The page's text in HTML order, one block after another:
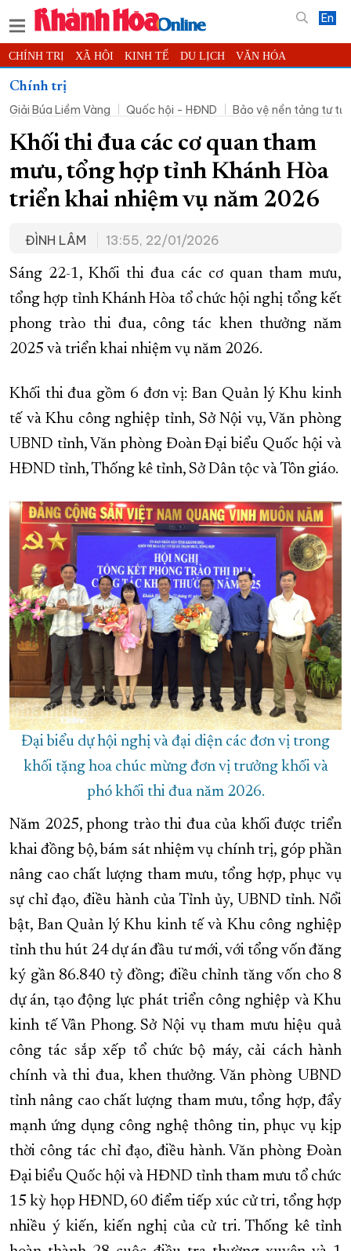
En
CHÍNH TRỊ XÃ HỘI KINH TẾ DU LỊCH VĂN HÓA
THỂ THAO
KHOA HỌC - CÔNG NGHỆ PHÁP LUẬT BẠN ĐỌC PHÓNG SỰ
THẾ GIỚI MULTIMEDIA VIDEO ĐỌC BÁO ONLINE
PODCAST THÔNG TIN - QUẢNG CÁO
QUY HOẠCH TỈNH KHÁNH HÒA
CHUNG TAY CẢI CÁCH HÀNH CHÍNH
XÂY DỰNG NÔNG THÔN MỚI LỊCH CẮT ĐIỆN
TÀU - XE - MÁY BAY
KỶ NIỆM 370 NĂM XÂY DỰNG VÀ PHÁT TRIỂN TỈNH KHÁNH HÒA
KHOẢNH KHẮC ĐẸP XỨ TRẦM
ĐẠI HỘI ĐẢNG CÁC CẤP TRANG CHỦ VỀ BÁO KHÁNH HÒA
Chính trị
Giải Búa Liềm Vàng
Quốc hội - HĐND Bảo vệ nền tảng tư
Khối thi đua các cơ quan tham
mưu, tổng hợp tỉnh Khánh Hòa
triển khai nhiệm vụ năm 2026
ĐÌNH LÂM 13:55, 22/01/2026
Sáng 22-1, Khối thi đua các cơ quan tham mưu,
tổng hợp tỉnh Khánh Hòa tổ chức hội nghị tổng kết
phong trào thi đua, công tác khen thưởng năm
2025 và triển khai nhiệm vụ năm 2026.
Khối thi đua gồm 6 đơn vị: Ban Quản lý Khu kinh
tế và Khu công nghiệp tỉnh, Sở Nội vụ, Văn phòng
UBND tỉnh, Văn phòng Đoàn Đại biểu Quốc hội và
HĐND tỉnh, Thống kê tỉnh, Sở Dân tộc và Tôn giáo.
Đại biểu dự hội nghị và đại diện các đơn vị trong
khối tặng hoa chúc mừng đơn vị trưởng khối và
phó khối thi đua năm 2026.
Năm 2025, phong trào thi đua của khối được triển
khai đồng bộ, bám sát nhiệm vụ chính trị, góp phần
nâng cao chất lượng tham mưu, tổng hợp, phục vụ
sự chỉ đạo, điều hành của Tỉnh ủy, UBND tỉnh. Nổi
bật, Ban Quản lý Khu kinh tế và Khu công nghiệp
tỉnh thu hút 24 dự án đầu tư mới, với tổng vốn đăng
ký gần 86.840 tỷ đồng; điều chỉnh tăng vốn cho 8
dự án, tạo động lực phát triển công nghiệp và Khu
kinh tế Vân Phong. Sở Nội vụ tham mưu hiệu quả
công tác sắp xếp tổ chức bộ máy, cải cách hành
chính và thi đua, khen thưởng. Văn phòng UBND
tỉnh nâng cao chất lượng tham mưu, tổng hợp, đẩy
mạnh ứng dụng công nghệ thông tin, phục vụ kịp
thời công tác chỉ đạo, điều hành. Văn phòng Đoàn
Đại biểu Quốc hội và HĐND tỉnh tham mưu tổ chức
15 kỳ họp HĐND, 60 điểm tiếp xúc cử tri, tổng hợp
nhiều ý kiến, kiến nghị của cử tri. Thống kê tỉnh